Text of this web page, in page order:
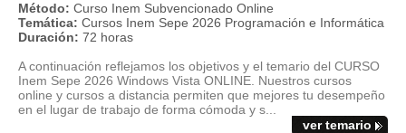
Método: Curso Inem Subvencionado Online
Temática: Cursos Inem Sepe 2026 Programación e Informática
Duración: 72 horas
A continuación reflejamos los objetivos y el temario del CURSO
Inem Sepe 2026 Windows Vista ONLINE. Nuestros cursos
online y cursos a distancia permiten que mejores tu desempeño
en el lugar de trabajo de forma cómoda y s...
ver temario